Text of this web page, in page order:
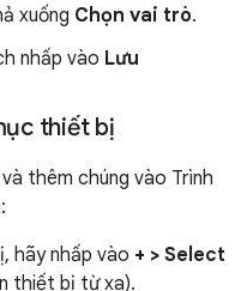
xuống Chọn vai trò.
nhấp vào Lưu
thiết bị
thêm chúng vào Trình
hãy nhấp vào + > Select
thiết bị từ xa).